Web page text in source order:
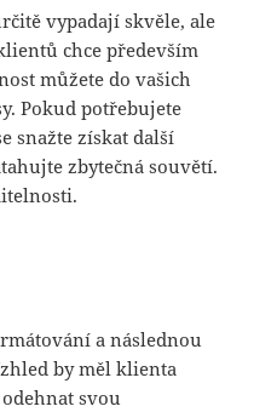
vypadají skvěle, ale
chce především
můžete do vašich
Pokud potřebujete
snažte získat další
zbytečná souvětí.
a následnou
by měl klienta
svou